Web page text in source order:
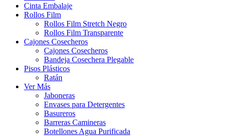
Cinta Embalaje
Rollos Film
Rollos Film Stretch Negro
Rollos Film Transparente
Cajones Cosecheros
Cajones Cosecheros
Bandeja Cosechera Plegable
Pisos Plásticos
Ratán
Ver Más
Jaboneras
Envases para Detergentes
Basureros
Barreras Camineras
Botellones Agua Purificada